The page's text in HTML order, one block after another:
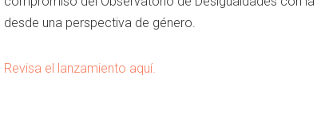
desde una perspectiva de género.
Revisa el lanzamiento aquí.